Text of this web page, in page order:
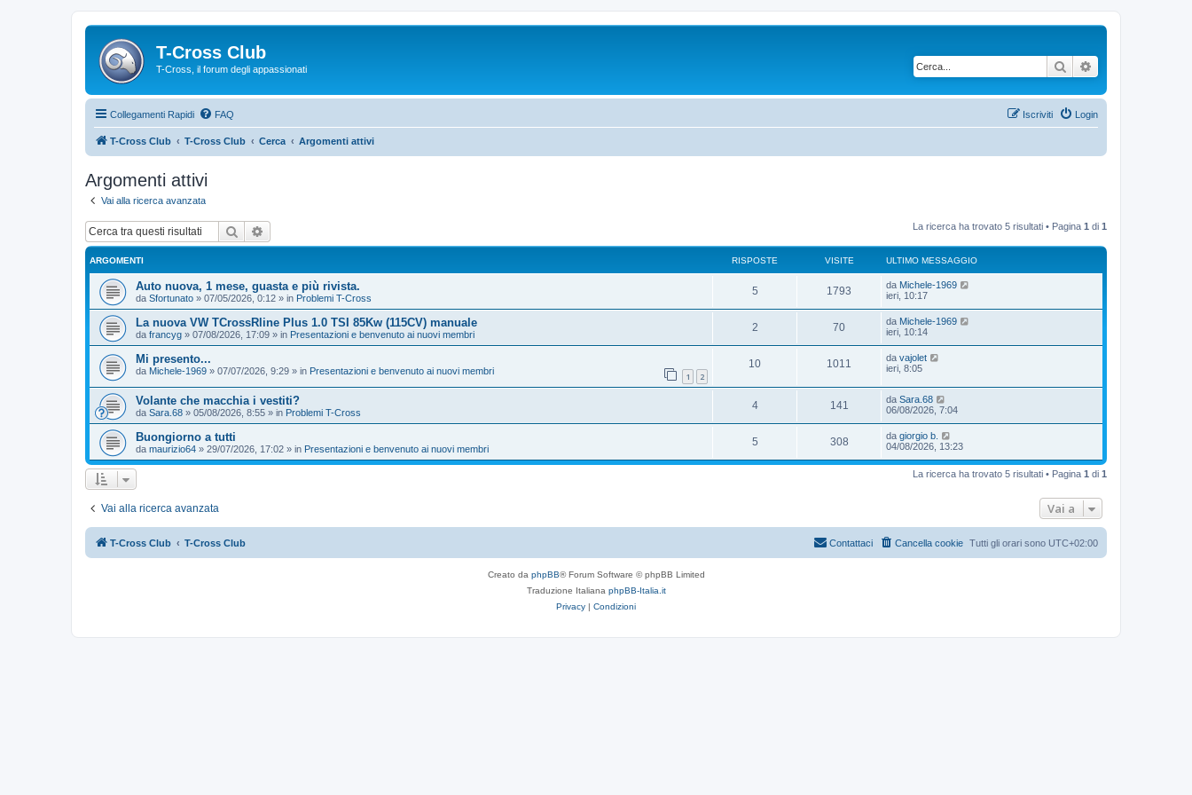
T-Cross Club
T-Cross, il forum degli appassionati Cerca
Collegamenti Rapidi FAQ Login
Iscriviti
T-Cross Club T-Cross Club Cerca Argomenti attivi
Argomenti attivi
Vai alla ricerca avanzata
Cerca La ricerca ha trovato 5 risultati • Pagina 1 di 1
ARGOMENTI RISPOSTE VISITE ULTIMO MESSAGGIO
Auto nuova, 1 mese, guasta e più rivista.
da Sfortunato » 07/05/2026, 0:12 » in Problemi T-Cross
5 1793 da Michele-1969
ieri, 10:17
La nuova VW TCrossRline Plus 1.0 TSI 85Kw (115CV) manuale
da francyg » 07/08/2026, 17:09 » in Presentazioni e benvenuto ai nuovi membri
2 70 da Michele-1969
ieri, 10:14
Mi presento...
da Michele-1969 » 07/07/2026, 9:29 » in Presentazioni e benvenuto ai nuovi membri 1 2
10 1011 da vajolet
ieri, 8:05
Volante che macchia i vestiti?
da Sara.68 » 05/08/2026, 8:55 » in Problemi T-Cross
4 141 da Sara.68
06/08/2026, 7:04
Buongiorno a tutti
da maurizio64 » 29/07/2026, 17:02 » in Presentazioni e benvenuto ai nuovi membri
5 308 da giorgio b.
04/08/2026, 13:23
La ricerca ha trovato 5 risultati • Pagina 1 di 1
Vai alla ricerca avanzata Vai a
T-Cross Club T-Cross Club Tutti gli orari sono UTC+02:00
Cancella cookie
Contattaci
Creato da phpBB® Forum Software © phpBB Limited
Traduzione Italiana phpBB-Italia.it
Privacy | Condizioni